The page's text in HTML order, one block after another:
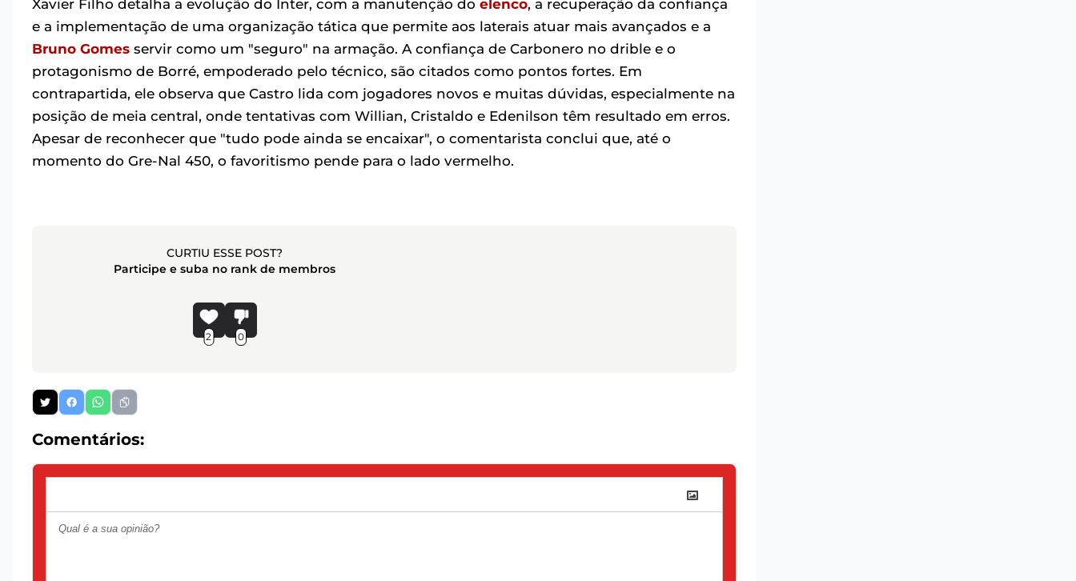
Xavier Filho detalha a evolução do Inter, com a manutenção do elenco, a recuperação da confiança
e a implementação de uma organização tática que permite aos laterais atuar mais avançados e a
Bruno Gomes servir como um "seguro" na armação. A confiança de Carbonero no drible e o
protagonismo de Borré, empoderado pelo técnico, são citados como pontos fortes. Em
contrapartida, ele observa que Castro lida com jogadores novos e muitas dúvidas, especialmente na
posição de meia central, onde tentativas com Willian, Cristaldo e Edenilson têm resultado em erros.
Apesar de reconhecer que "tudo pode ainda se encaixar", o comentarista conclui que, até o
momento do Gre-Nal 450, o favoritismo pende para o lado vermelho.
CURTIU ESSE POST?
Participe e suba no rank de membros
2 0
Comentários: